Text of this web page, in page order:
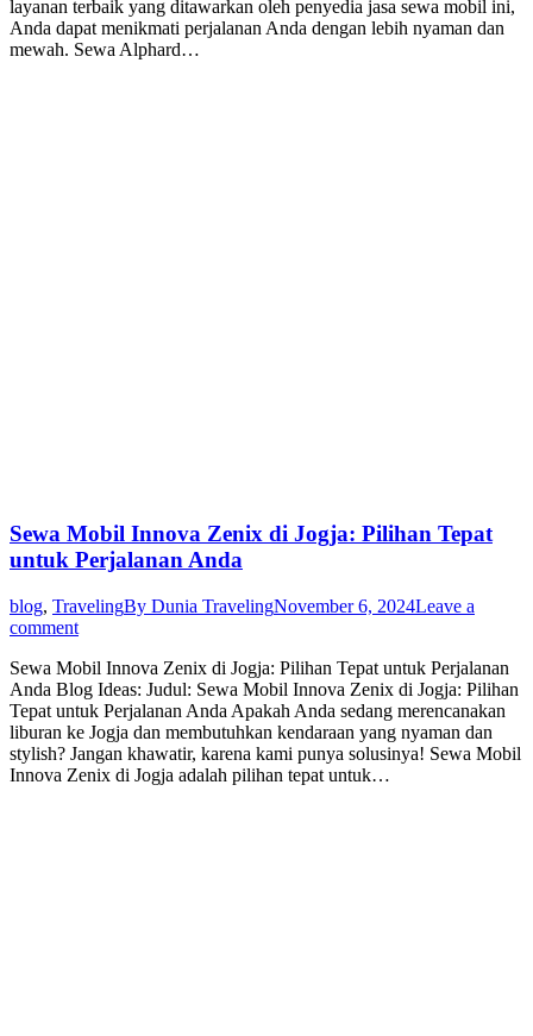
layanan terbaik yang ditawarkan oleh penyedia jasa sewa mobil ini,
Anda dapat menikmati perjalanan Anda dengan lebih nyaman dan
mewah. Sewa Alphard…
Sewa Mobil Innova Zenix di Jogja: Pilihan Tepat
untuk Perjalanan Anda
blog, TravelingBy Dunia TravelingNovember 6, 2024Leave a
comment
Sewa Mobil Innova Zenix di Jogja: Pilihan Tepat untuk Perjalanan
Anda Blog Ideas: Judul: Sewa Mobil Innova Zenix di Jogja: Pilihan
Tepat untuk Perjalanan Anda Apakah Anda sedang merencanakan
liburan ke Jogja dan membutuhkan kendaraan yang nyaman dan
stylish? Jangan khawatir, karena kami punya solusinya! Sewa Mobil
Innova Zenix di Jogja adalah pilihan tepat untuk…